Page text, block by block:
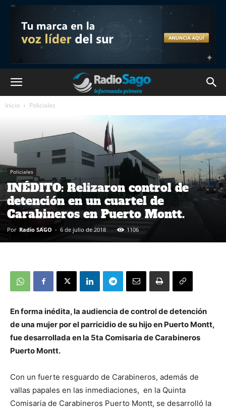
Inicio Policiales
Policiales
INÉDITO: Relizaron control de
detención en un cuartel de
Carabineros en Puerto Montt.
Por Radio SAGO - 6 de julio de 2018 1106
En forma inédita, la audiencia de control de detención
de una mujer por el parricidio de su hijo en Puerto Montt,
fue desarrollada en la 5ta Comisaria de Carabineros
Puerto Montt.
Con un fuerte resguardo de Carabineros, además de
vallas papales en las inmediaciones, en la Quinta
Comisaria de Carabineros Puerto Montt, se desarrolló la